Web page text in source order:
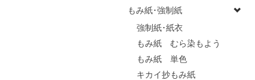
もみ紙･強制紙
強制紙･紙衣
もみ紙 むら染もよう
もみ紙 単色
キカイ抄もみ紙